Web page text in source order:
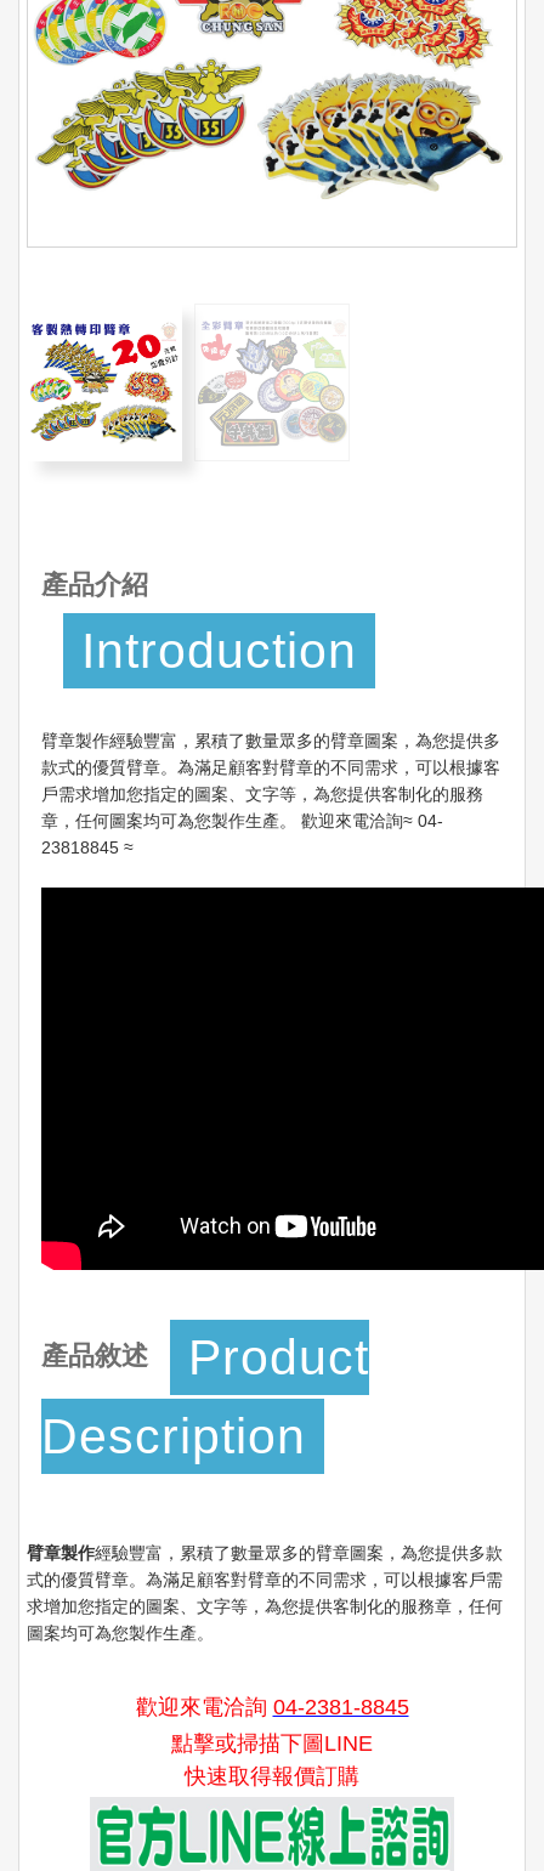
產品介紹
Introduction
臂章製作經驗豐富，累積了數量眾多的臂章圖案，為您提供多
款式的優質臂章。為滿足顧客對臂章的不同需求，可以根據客
戶需求增加您指定的圖案、文字等，為您提供客制化的服務
章，任何圖案均可為您製作生產。 歡迎來電洽詢≈ 04-
23818845 ≈
產品敘述
Product
Description
臂章製作經驗豐富，累積了數量眾多的臂章圖案，為您提供多款
式的優質臂章。為滿足顧客對臂章的不同需求，可以根據客戶需
求增加您指定的圖案、文字等，為您提供客制化的服務章，任何
圖案均可為您製作生產。
歡迎來電洽詢 04-2381-8845
點擊或掃描下圖LINE
快速取得報價訂購